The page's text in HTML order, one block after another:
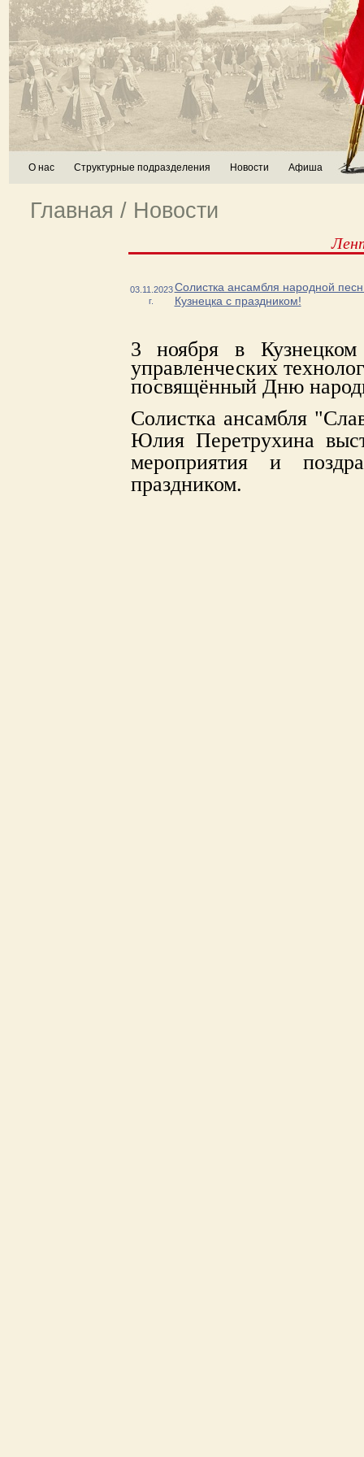
О нас Структурные подразделения Новости Афиша
Главная / Новости
03.11.2023
г.
Солистка ансамбля народной
Кузнецка с праздником!
3 ноября в
управленческих
посвящённый Дню
Солистка ансамбля
Юлия Перетрухина
мероприятия и
праздником.